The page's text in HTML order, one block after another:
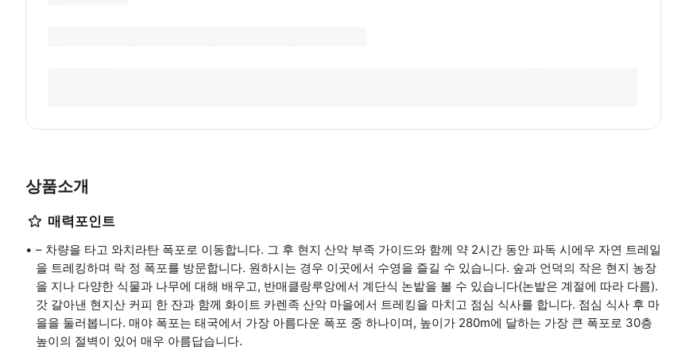
상품소개
매력포인트
– 차량을 타고 와치라탄 폭포로 이동합니다. 그 후 현지 산악 부족 가이드와 함께 약 2시간 동안 파독 시에우 자연 트레일
을 트레킹하며 락 정 폭포를 방문합니다. 원하시는 경우 이곳에서 수영을 즐길 수 있습니다. 숲과 언덕의 작은 현지 농장
을 지나 다양한 식물과 나무에 대해 배우고, 반매클랑루앙에서 계단식 논밭을 볼 수 있습니다(논밭은 계절에 따라 다름).
갓 갈아낸 현지산 커피 한 잔과 함께 화이트 카렌족 산악 마을에서 트레킹을 마치고 점심 식사를 합니다. 점심 식사 후 마
을을 둘러봅니다. 매야 폭포는 태국에서 가장 아름다운 폭포 중 하나이며, 높이가 280m에 달하는 가장 큰 폭포로 30층
높이의 절벽이 있어 매우 아름답습니다.